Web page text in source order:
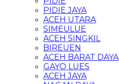
PIDIE JAYA
ACEH UTARA
SIMEULUE
ACEH SINGKIL
BIREUEN
ACEH BARAT DAYA
GAYO LUES
ACEH JAYA